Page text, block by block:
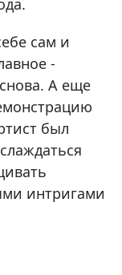
сам и
-
А еще
был
интригами